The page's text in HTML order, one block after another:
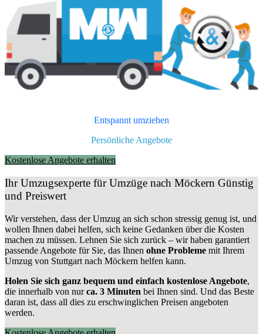
Entspannt umziehen
Persönliche Angebote
Kostenlose Angebote erhalten
Ihr Umzugsexperte für Umzüge nach Möckern Günstig
und Preiswert
Wir verstehen, dass der Umzug an sich schon stressig genug ist, und
wollen Ihnen dabei helfen, sich keine Gedanken über die Kosten
machen zu müssen. Lehnen Sie sich zurück – wir haben garantiert
passende Angebote für Sie, das Ihnen ohne Probleme mit Ihrem
Umzug von Stuttgart nach Möckern helfen kann.
Holen Sie sich ganz bequem und einfach kostenlose Angebote,
die innerhalb von nurca. 3 Minuten bei Ihnen sind. Und das Beste
daran ist, dass all dies zu erschwinglichen Preisen angeboten
werden.